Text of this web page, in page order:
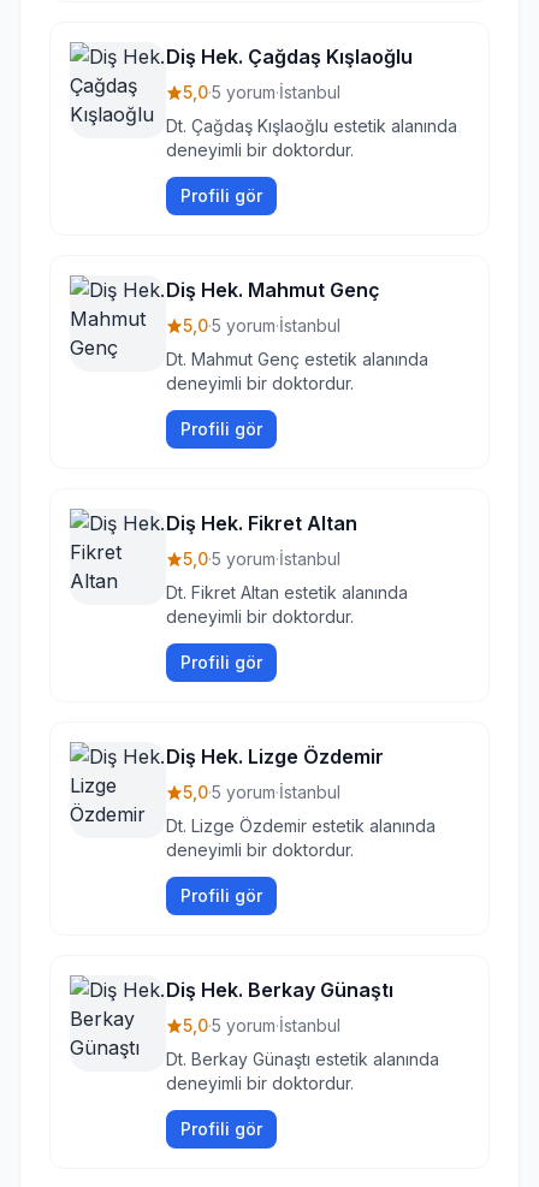
Diş Hek. Çağdaş Kışlaoğlu
5,0·5 yorum·İstanbul
Dt. Çağdaş Kışlaoğlu estetik alanında
deneyimli bir doktordur.
Profili gör
Diş Hek. Mahmut Genç
5,0·5 yorum·İstanbul
Dt. Mahmut Genç estetik alanında
deneyimli bir doktordur.
Profili gör
Diş Hek. Fikret Altan
5,0·5 yorum·İstanbul
Dt. Fikret Altan estetik alanında
deneyimli bir doktordur.
Profili gör
Diş Hek. Lizge Özdemir
5,0·5 yorum·İstanbul
Dt. Lizge Özdemir estetik alanında
deneyimli bir doktordur.
Profili gör
Diş Hek. Berkay Günaştı
5,0·5 yorum·İstanbul
Dt. Berkay Günaştı estetik alanında
deneyimli bir doktordur.
Profili gör